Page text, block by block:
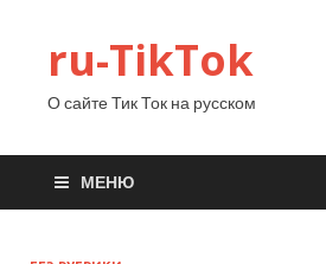
ru-TikTok
О сайте Тик Ток на русском
МЕНЮ